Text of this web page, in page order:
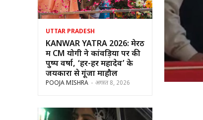
UTTAR PRADESH
KANWAR YATRA 2026: मेरठ
में CM योगी ने कांवड़ियों पर की
पुष्प वर्षा, ‘हर-हर महादेव’ के
जयकारों से गूंजा माहौल
POOJA MISHRA - अगस्त 8, 2026